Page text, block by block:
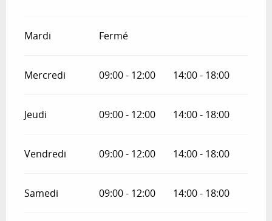
Mardi Fermé
Mercredi 09:00 - 12:00 14:00 - 18:00
Jeudi 09:00 - 12:00 14:00 - 18:00
Vendredi 09:00 - 12:00 14:00 - 18:00
Samedi 09:00 - 12:00 14:00 - 18:00